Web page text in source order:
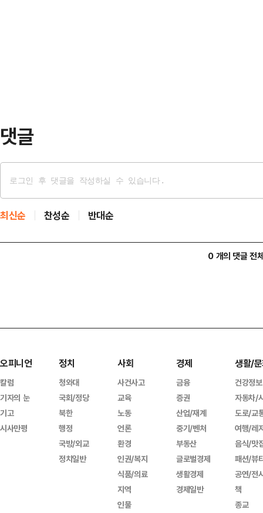
댓글
최신순 찬성순 반대순
0 개의 댓글 전
오피니언
칼럼
기자의 눈
기고
시사만평
정치
청와대
국회/정당
북한
행정
국방/외교
정치일반
사회
사건사고
교육
노동
언론
환경
인권/복지
식품/의료
지역
인물
경제
금융
증권
산업/재계
중기/벤처
부동산
글로벌경제
생활경제
경제일반
생활/
건강정보
자동차/
도로/교
여행/레
음식/맛
패션/뷰
공연/전
책
종교